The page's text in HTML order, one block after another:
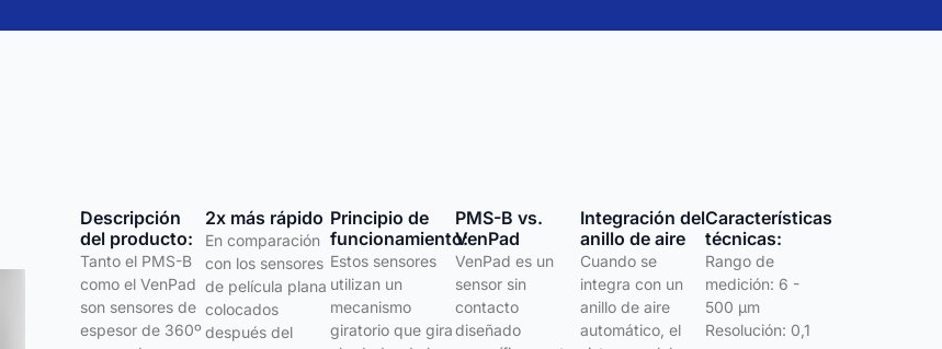
Descripción
del producto:
Tanto el PMS-B
como el VenPad
son sensores de
espesor de 360º
2x más rápido
En comparación
con los sensores
de película plana
colocados
después del
Principio de
funcionamiento:
Estos sensores
utilizan un
mecanismo
giratorio que gira
PMS-B vs.
VenPad
VenPad es un
sensor sin
contacto
diseñado
Integración del
anillo de aire
Cuando se
integra con un
anillo de aire
automático, el
Características
técnicas:
Rango de
medición: 6 -
500 μm
Resolución: 0,1